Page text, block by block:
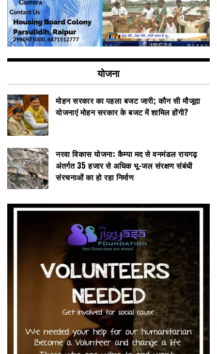
योजना
मोहन सरकार का पहला बजट जारी; कौन सी मौजूदा
योजनाएं मोहन सरकार के बजट में शामिल होंगी?
नरवा विकास योजना: कैम्पा मद से वनमंडल रायगढ़
अंतर्गत 35 हजार से अधिक भू-जल संरक्षण संबंधी
संरचनाओं का हो रहा निर्माण